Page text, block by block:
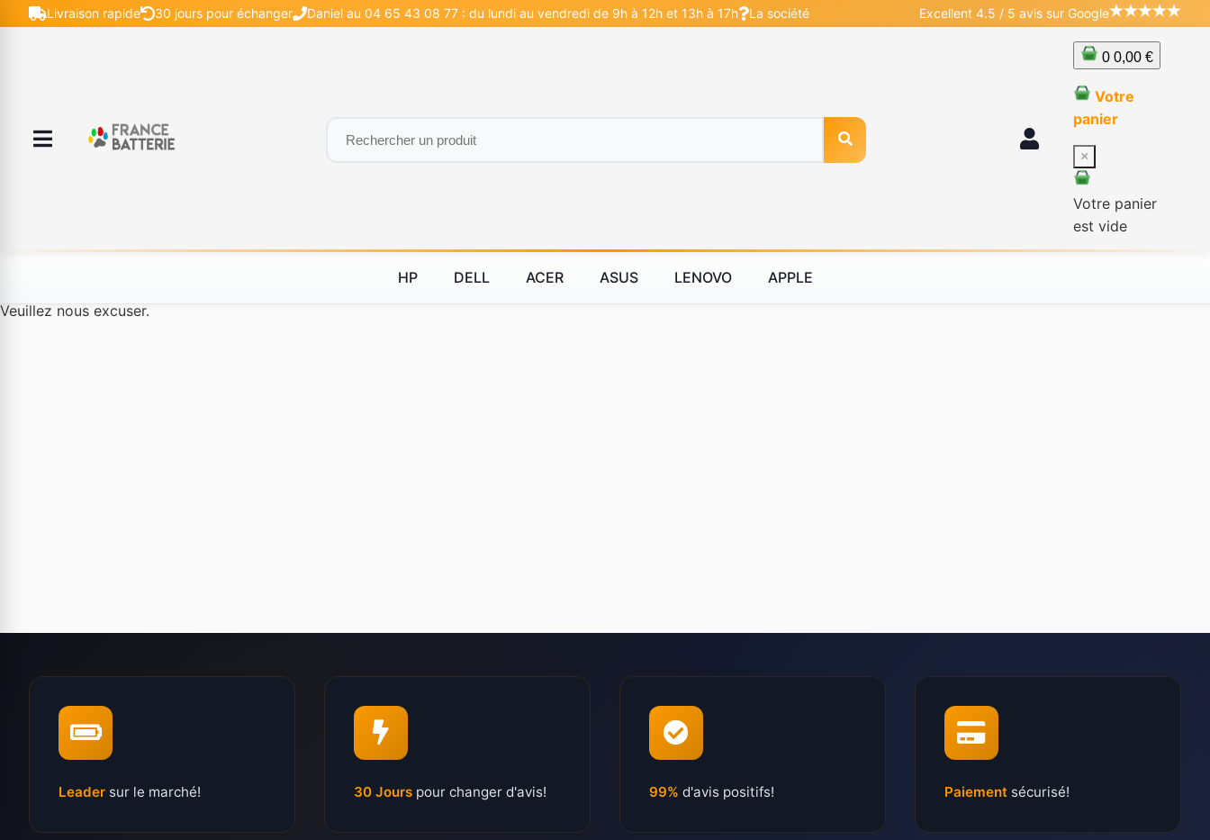
Livraison rapide 30 jours pour échanger Daniel au 04 65 43 08 77 : du lundi au vendredi de 9h à 12h et 13h à 17h La société Excellent 4.5 / 5 avis sur Google
0 0,00 €
Votre
panier
×
Votre panier
est vide
HP DELL ACER ASUS LENOVO APPLE
Veuillez nous excuser.
Leader sur le marché! 30 Jours pour changer d'avis! 99% d'avis positifs! Paiement sécurisé!